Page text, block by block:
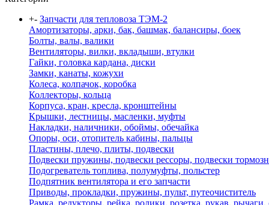
+- Запчасти для тепловоза ТЭМ-2
Амортизаторы, арки, бак, башмак, балансиры, боек
Болты, валы, валики
Вентиляторы, вилки, вкладыши, втулки
Гайки, головка кардана, диски
Замки, канаты, кожухи
Колеса, колпачок, коробка
Коллекторы, кольца
Корпуса, кран, кресла, кронштейны
Крышки, лестницы, масленки, муфты
Накладки, наличники, обоймы, обечайка
Опоры, оси, отопитель кабины, пальцы
Пластины, плечо, плиты, подвески
Подвески пружины, подвески рессоры, подвески
Подогреватель топлива, полумуфты, польстер
Подпятник вентилятора и его запчасти
Приводы, прокладки, пружины, пульт, путеочиститель
Рамка, редукторы, рейка, ролики, розетка, рукав, рычаги,